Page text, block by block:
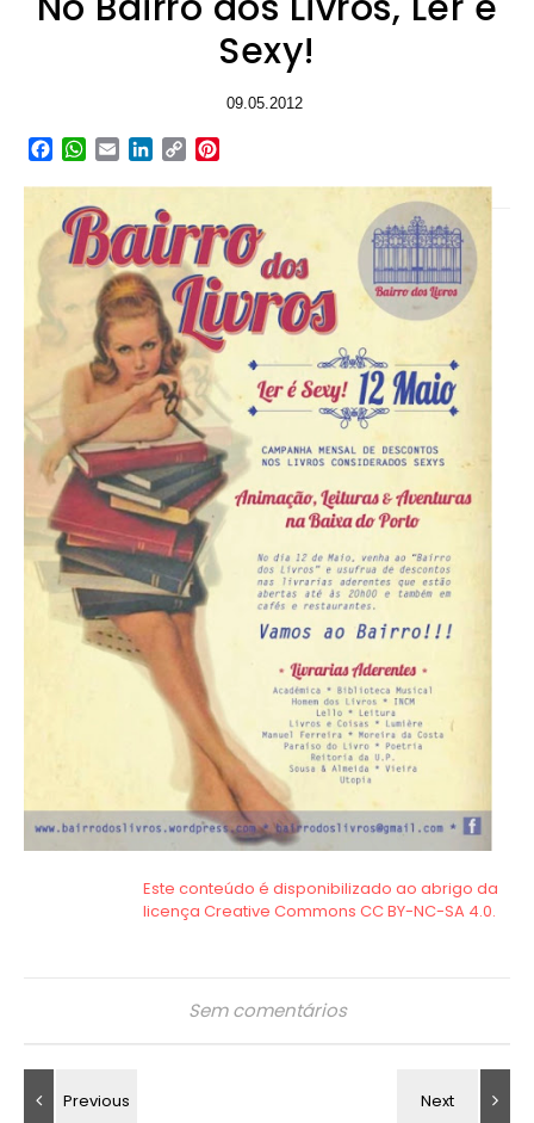
Sexy!
09.05.2012
Facebook
WhatsApp
EmailLinkedIn
Copy
Sem comentários